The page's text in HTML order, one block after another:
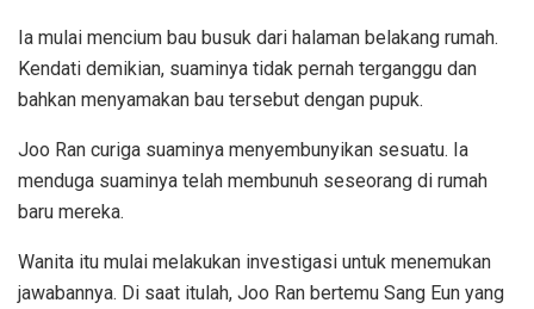
Ia mulai mencium bau busuk dari halaman belakang rumah.
Kendati demikian, suaminya tidak pernah terganggu dan
bahkan menyamakan bau tersebut dengan pupuk.
Joo Ran curiga suaminya menyembunyikan sesuatu. Ia
menduga suaminya telah membunuh seseorang di rumah
baru mereka.
Wanita itu mulai melakukan investigasi untuk menemukan
jawabannya. Di saat itulah, Joo Ran bertemu Sang Eun yang